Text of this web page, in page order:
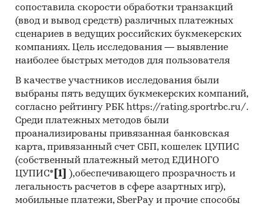
сопоставила скорости обработки транзакций
(ввод и вывод средств) различных платежных
сценариев в ведущих российских букмекерских
компаниях. Цель исследования — выявление
наиболее быстрых методов для пользователя
В качестве участников исследования были
выбраны пять ведущих букмекерских компаний,
согласно рейтингу РБК https://rating.sportrbc.ru/.
Среди платежных методов были
проанализированы привязанная банковская
карта, привязанный счет СБП, кошелек ЦУПИС
(собственный платежный метод ЕДИНОГО
ЦУПИС* [1]
),обеспечивающего прозрачность и
легальность расчетов в сфере азартных игр),
мобильные платежи, SberPay и прочие способы